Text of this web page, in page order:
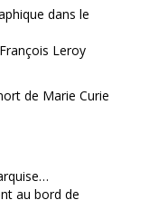
dans le
Leroy
de Marie Curie
au bord de